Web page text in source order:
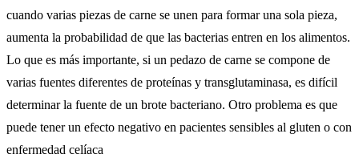
cuando varias piezas de carne se unen para formar una sola pieza,
aumenta la probabilidad de que las bacterias entren en los alimentos.
Lo que es más importante, si un pedazo de carne se compone de
varias fuentes diferentes de proteínas y transglutaminasa, es difícil
determinar la fuente de un brote bacteriano. Otro problema es que
puede tener un efecto negativo en pacientes sensibles al gluten o con
enfermedad celíaca